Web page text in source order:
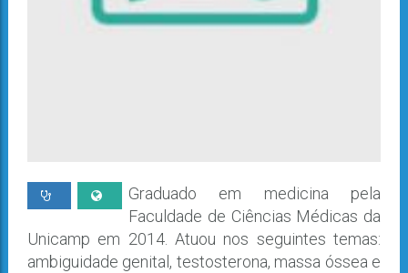
Graduado em medicina pela
Faculdade de Ciências Médicas da
Unicamp em 2014. Atuou nos seguintes temas:
ambiguidade genital, testosterona, massa óssea e